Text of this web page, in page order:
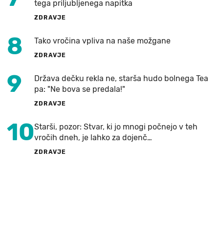
tega priljubljenega napitka
ZDRAVJE
8 Tako vročina vpliva na naše možgane
ZDRAVJE
9
Država dečku rekla ne, starša hudo bolnega Tea
pa: "Ne bova se predala!"
ZDRAVJE
10Starši, pozor: Stvar, ki jo mnogi počnejo v teh
vročih dneh, je lahko za dojenč…
ZDRAVJE